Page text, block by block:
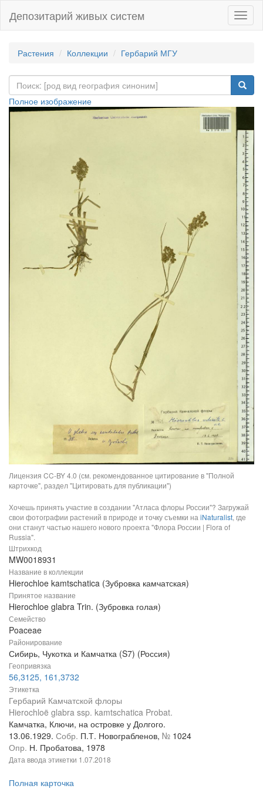
Депозитарий живых систем
Растения Коллекции Гербарий МГУ
Полное изображение
Лицензия CC-BY 4.0 (см. рекомендованное цитирование в "Полной
карточке", раздел "Цитировать для публикации")
Хочешь принять участие в создании "Атласа флоры России"? Загружай
свои фотографии растений в природе и точку съемки на iNaturalist, где
они станут частью нашего нового проекта "Флора России | Flora of
Russia".
Штрихкод
MW0018931
Название в коллекции
Hierochloe kamtschatica (Зубровка камчатская)
Принятое название
Hierochloe glabra Trin. (Зубровка голая)
Семейство
Poaceae
Районирование
Сибирь, Чукотка и Камчатка (S7) (Россия)
Геопривязка
56,3125, 161,3732
Этикетка
Гербарий Камчатской флоры
Hierochloë glabra ssp. kamtschatica Probat.
Камчатка, Ключи, на островке у Долгого.
13.06.1929. Собр. П.Т. Новограбленов, № 1024
Опр. Н. Пробатова, 1978
Дата ввода этикетки 1.07.2018
Полная карточка